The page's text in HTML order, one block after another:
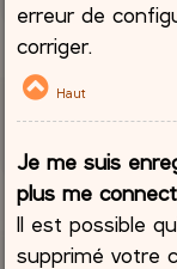
erreur de
corriger.
Haut
Je me suis
plus me
Il est possible
supprimé votre